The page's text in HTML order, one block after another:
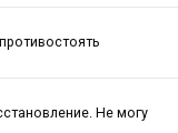
Не могу